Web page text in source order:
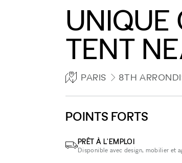
UNIQUE
TENT
PARIS 8TH
POINTS FORTS
PRÊT À L'EMPLOI
Disponible avec design, mobilier et